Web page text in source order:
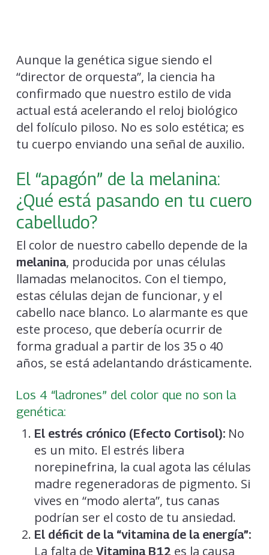
Aunque la genética sigue siendo el
“director de orquesta”, la ciencia ha
confirmado que nuestro estilo de vida
actual está acelerando el reloj biológico
del folículo piloso. No es solo estética; es
tu cuerpo enviando una señal de auxilio.
El “apagón” de la melanina:
¿Qué está pasando en tu cuero
cabelludo?
El color de nuestro cabello depende de la
melanina, producida por unas células
llamadas melanocitos. Con el tiempo,
estas células dejan de funcionar, y el
cabello nace blanco. Lo alarmante es que
este proceso, que debería ocurrir de
forma gradual a partir de los 35 o 40
años, se está adelantando drásticamente.
Los 4 “ladrones” del color que no son la
genética:
El estrés crónico (Efecto Cortisol):No
es un mito. El estrés libera
norepinefrina, la cual agota las células
madre regeneradoras de pigmento. Si
vives en “modo alerta”, tus canas
podrían ser el costo de tu ansiedad.
El déficit de la “vitamina de la energía”:
La falta de Vitamina B12 es la causa